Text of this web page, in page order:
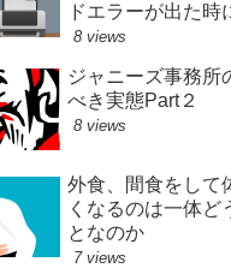
ドエラーが出た時
8 views
ジャニーズ事務所
べき実態Part２
8 views
外食、間食をして
くなるのは一体ど
となのか
7 views